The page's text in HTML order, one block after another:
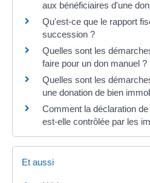
aux bénéficiaires d'une
Qu'est-ce que le rapport
succession ?
Quelles sont les
faire pour un don manuel ?
Quelles sont les
une donation de bien
Comment la déclaration
est-elle contrôlée par les
Et aussi